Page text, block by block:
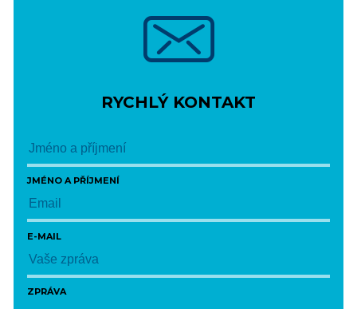
RYCHLÝ KONTAKT
JMÉNO A PŘÍJMENÍ
E-MAIL
ZPRÁVA